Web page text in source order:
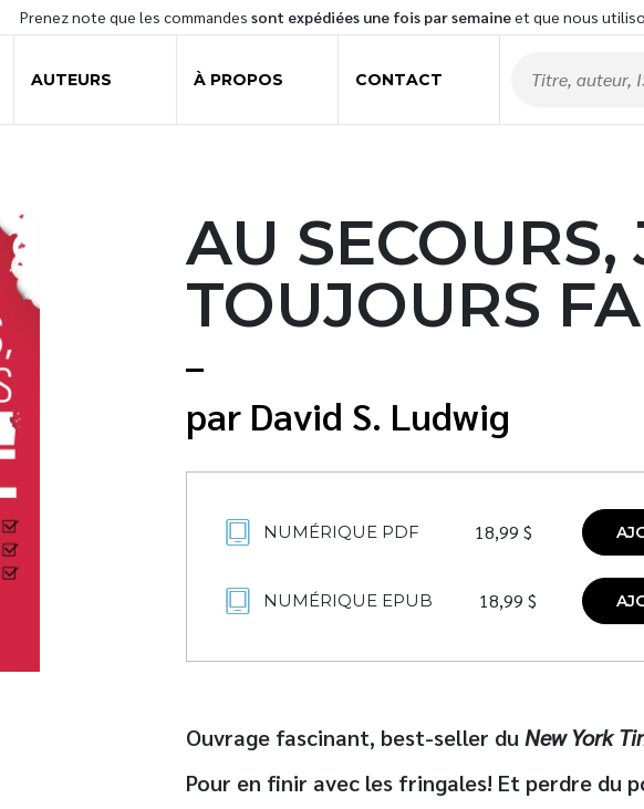
Prenez note que les commandes sont expédiées une fois par semaineet que nous
AUTEURS À PROPOS CONTACT
AU SECOURS,
TOUJOURS
David S. Ludwig
NUMÉRIQUE PDF 18,99 $
NUMÉRIQUE EPUB 18,99 $
Ouvrage fascinant, best-seller du New York
Pour en finir avec les fringales! Et perdre du